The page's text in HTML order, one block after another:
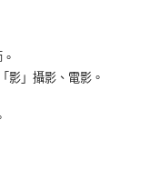
影」攝影、電影。